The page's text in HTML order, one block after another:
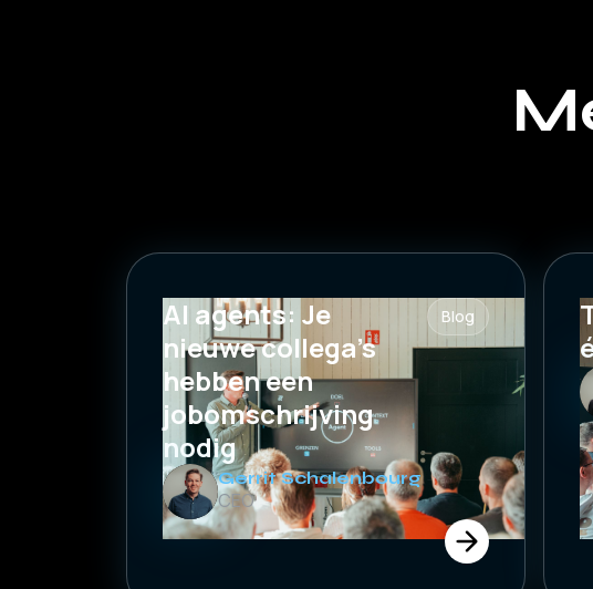
AI agents: Je
nieuwe collega's
hebben een
jobomschrijving
nodig
Blog
Gerrit Schalenbourg
CEO